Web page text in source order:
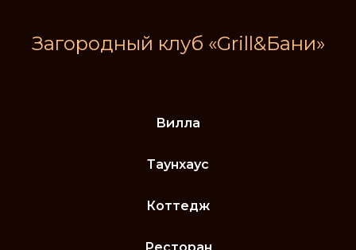
Загородный клуб «Grill&Бани»
Вилла
Таунхаус
Коттедж